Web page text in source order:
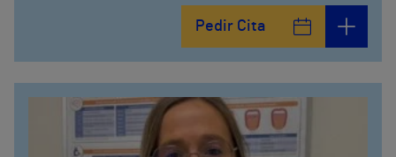
Pedir Cita